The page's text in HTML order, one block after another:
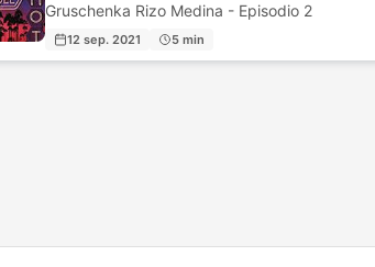
Gruschenka Rizo Medina - Episodio 2
12 sep. 2021 5 min